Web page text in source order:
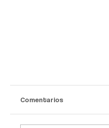
Comentarios